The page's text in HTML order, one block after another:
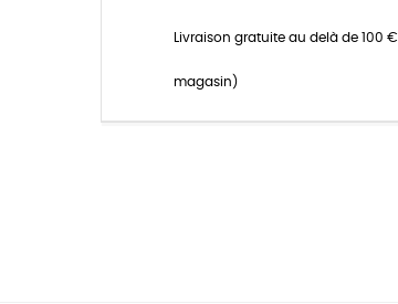
Livraison gratuite au delà de
magasin)